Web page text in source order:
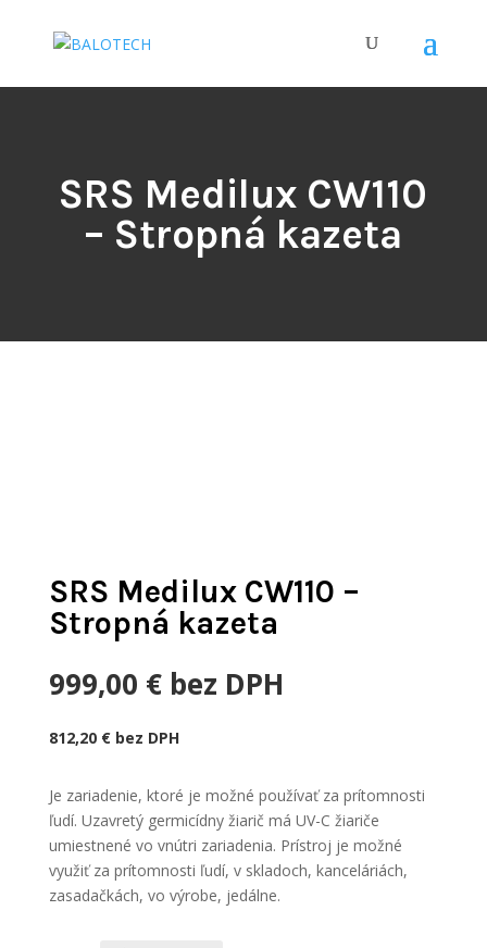
SRS Medilux CW110
– Stropná kazeta
SRS Medilux CW110 –
Stropná kazeta
999,00 € bez DPH
812,20 €bez DPH
Je zariadenie, ktoré je možné používať za prítomnosti
ľudí. Uzavretý germicídny žiarič má UV-C žiariče
umiestnené vo vnútri zariadenia. Prístroj je možné
využiť za prítomnosti ľudí, v skladoch, kanceláriách,
zasadačkách, vo výrobe, jedálne.